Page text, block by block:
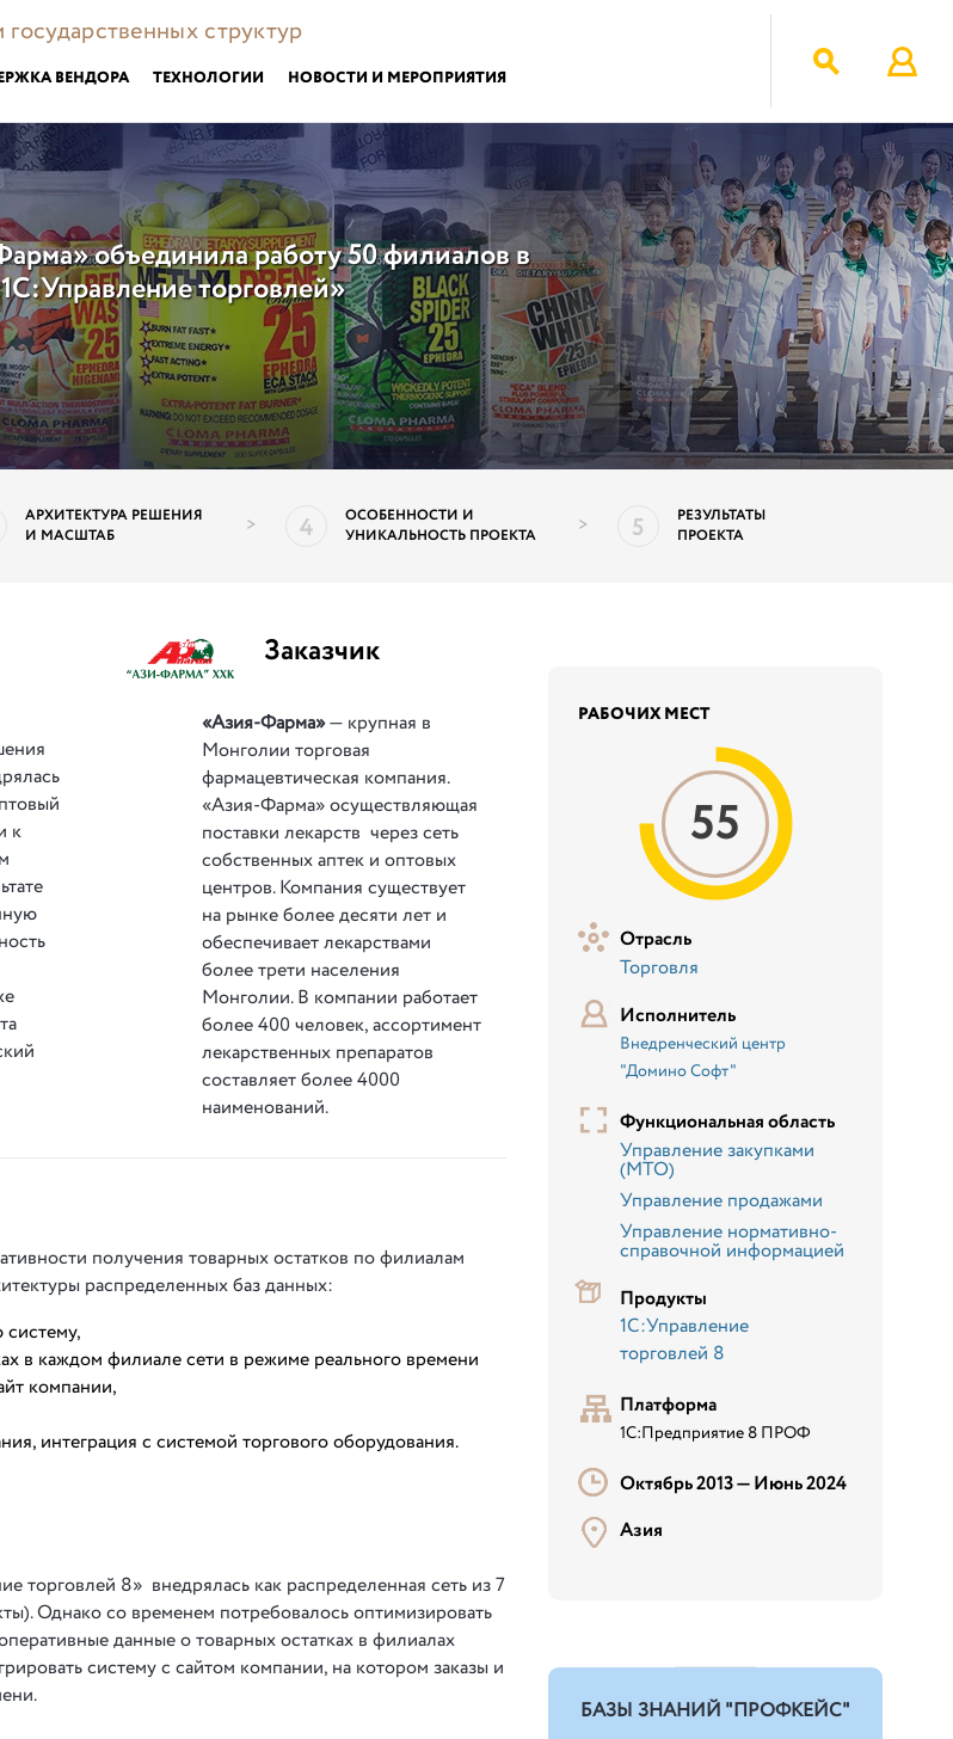
структур
ВЕНДОРА ТЕХНОЛОГИИ НОВОСТИ И МЕРОПРИЯТИЯ
объединила работу 50 филиалов в
торговлей»
АРХИТЕКТУРА РЕШЕНИЯ
И МАСШТАБ
> 4
ОСОБЕННОСТИ И
УНИКАЛЬНОСТЬ ПРОЕКТА
> 5
РЕЗУЛЬТАТЫ
ПРОЕКТА
к
Заказчик
«Азия-Фарма»— крупная в
Монголии торговая
фармацевтическая компания.
«Азия-Фарма» осуществляющая
поставки лекарств через сеть
собственных аптек и оптовых
центров. Компаниясуществует
на рынке более десяти лет и
обеспечивает лекарствами
более трети населения
Монголии.В компании работает
более 400 человек, ассортимент
лекарственных препаратов
составляет более 4000
наименований.
получения товарных остатков по филиалам
распределенных баз данных:
в каждом филиале сети в режиме реального времени
компании,
интеграция с системой торгового оборудования.
торговлей 8» внедрялась как распределенная сеть из 7
Однако со временем потребовалось оптимизировать
данные о товарных остатках в филиалах
систему с сайтом компании, на котором заказы и
РАБОЧИХ МЕСТ
55
Отрасль
Торговля
Исполнитель
Внедренческий центр
"Домино Софт"
Функциональная область
Управление закупками
(МТО)
Управление продажами
Управление нормативно-
справочной информацией
Продукты
1С:Управление
торговлей 8
Платформа
1С:Предприятие 8 ПРОФ
Октябрь 2013 —Июнь 2024
Азия
БАЗЫ ЗНАНИЙ "ПРОФКЕЙС"